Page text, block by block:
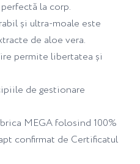
la corp.
și ultra-moale este
de aloe vera.
permite libertatea și
de gestionare
MEGA folosind 100%
confirmat de Certificatul